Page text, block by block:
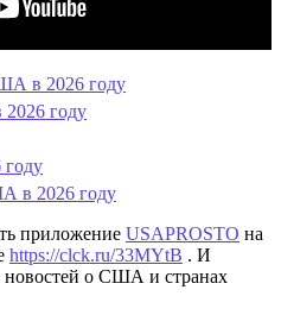
в 2026 году
году
в 2026 году
приложение USAPROSTO на
https://clck.ru/33MYtB . И
новостей о США и странах